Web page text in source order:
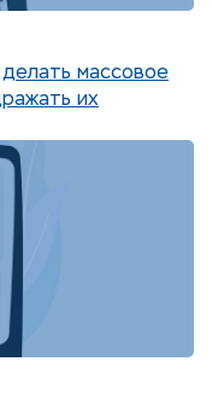
массовое
их